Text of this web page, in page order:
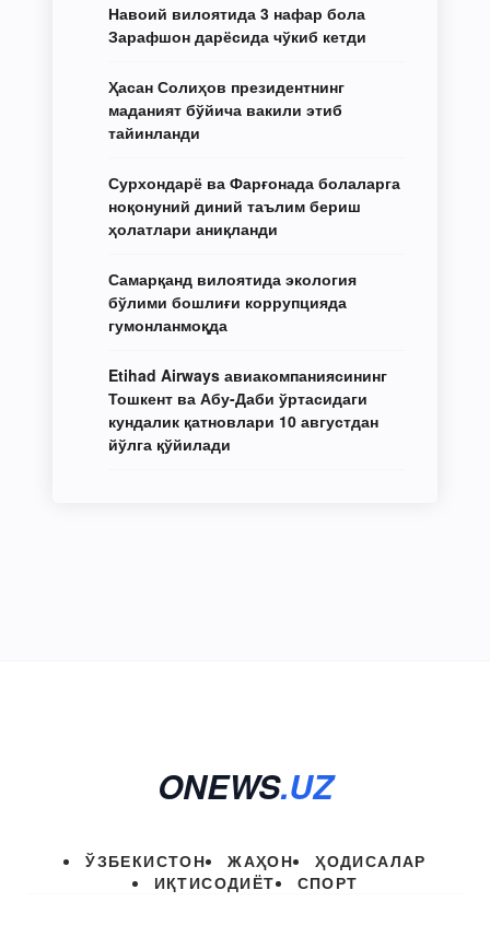
Навоий вилоятида 3 нафар бола
Зарафшон дарёсида чўкиб кетди
Ҳасан Солиҳов президентнинг
маданият бўйича вакили этиб
тайинланди
Сурхондарё ва Фарғонада болаларга
ноқонуний диний таълим бериш
ҳолатлари аниқланди
Самарқанд вилоятида экология
бўлими бошлиғи коррупцияда
гумонланмоқда
Etihad Airways авиакомпаниясининг
Тошкент ва Абу-Даби ўртасидаги
кундалик қатновлари 10 августдан
йўлга қўйилади
ONEWS.UZ
ЎЗБЕКИСТОН ЖАҲОН
ҲОДИСАЛАР
ИҚТИСОДИЁТ
СПОРТ